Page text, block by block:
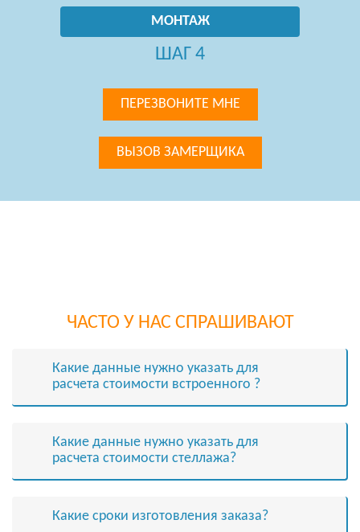
МОНТАЖ
ШАГ 4
ПЕРЕЗВОНИТЕ МНЕ
ВЫЗОВ ЗАМЕРЩИКА
ЧАСТО У НАС СПРАШИВАЮТ
Какие данные нужно указать для
расчета стоимости встроенного ?
Какие данные нужно указать для
расчета стоимости cтеллажа?
Какие сроки изготовления заказа?